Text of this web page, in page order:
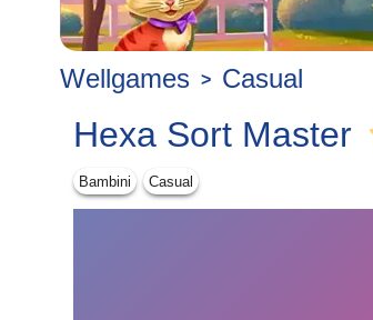
Wellgames Casual
Hexa Sort Master
Bambini Casual